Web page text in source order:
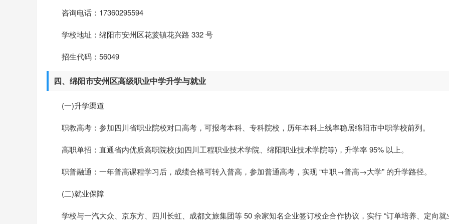
咨询电话：17360295594
学校地址：绵阳市安州区花荄镇花兴路 332 号
招生代码：56049
四、绵阳市安州区高级职业中学升学与就业
(一)升学渠道
职教高考：参加四川省职业院校对口高考，可报考本科、专科院校，历年本科上线率稳居绵阳市中职学校前列。
高职单招：直通省内优质高职院校(如四川工程职业技术学院、绵阳职业技术学院等)，升学率 95% 以上。
职普融通：一年普高课程学习后，成绩合格可转入普高，参加普通高考，实现 “中职→普高→大学” 的升学路径。
(二)就业保障
学校与一汽大众、京东方、四川长虹、成都文旅集团等 50 余家知名企业签订校企合作协议，实行 “订单培养、定向就